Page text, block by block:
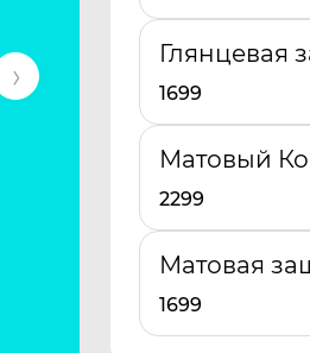
Глянцевая
1699
Матовый
2299
Матовая
1699